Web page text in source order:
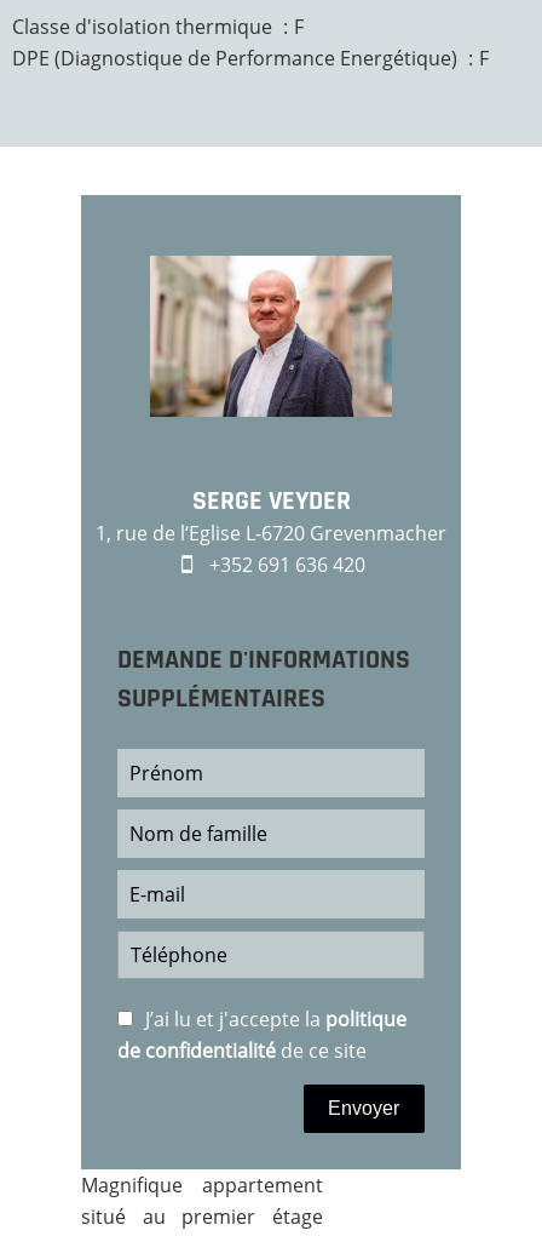
Classe d'isolation thermique
F
DPE (Diagnostique de Performance Energétique)
F
SERGE VEYDER
1, rue de l‘Eglise L-6720 Grevenmacher
+352 691 636 420
DEMANDE D'INFORMATIONS
SUPPLÉMENTAIRES
J’ai lu et j'accepte la politique
de confidentialité de ce site
Envoyer
Magnifique appartement
situé au premier étage